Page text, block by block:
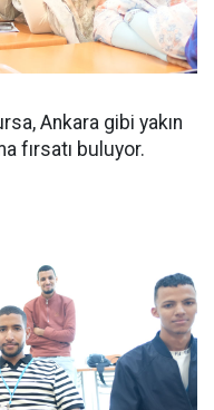
Ankara gibi yakın
fırsatı buluyor.